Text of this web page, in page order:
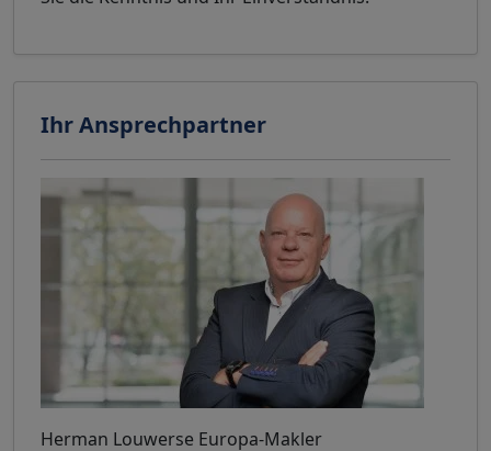
Ihr Ansprechpartner
Herman Louwerse Europa-Makler